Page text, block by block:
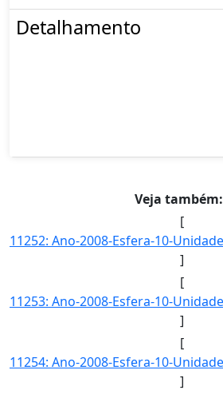
Detalhamento
Veja também:
[
]
[
]
[
]